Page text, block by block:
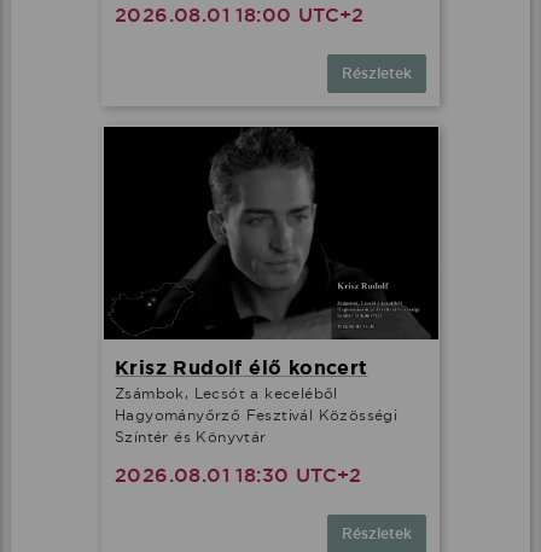
2026.08.01 18:00 UTC+2
Részletek
Krisz Rudolf élő koncert
Zsámbok, Lecsót a keceléből
Hagyományőrző Fesztivál Közösségi
Színtér és Könyvtár
2026.08.01 18:30 UTC+2
Részletek